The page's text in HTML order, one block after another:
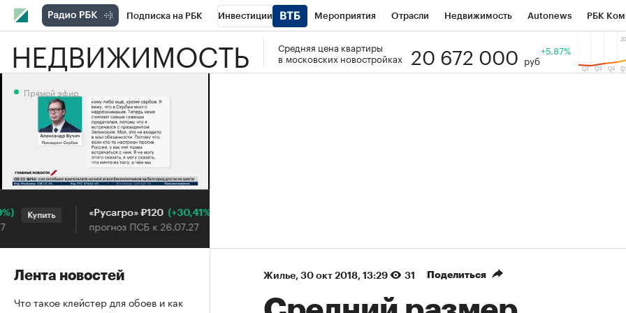
Подписка на РБК Инвестиции Мероприятия Отрасли Недвижимость Autonews РБК
РБК Вино Спорт Школа управления РБК РБК Образование Тренды
Кредитные рейтинги
Проверка контрагентов
НЕДВИЖИМОСТЬ
Средняя цена квартиры
в московских новостройках
20 672 000 руб
+5.87%
Жилье⁠, 30 окт 2018, 13:29 31 Поделиться
Прямой эфир
Купить «Русагро» ₽120 (+30,41%)
прогноз ПСБ к 26.07.27
Купить
Лента новостей
Что такое клейстер для обоев и как